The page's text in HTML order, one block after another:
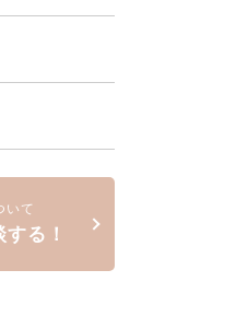
いて
る！